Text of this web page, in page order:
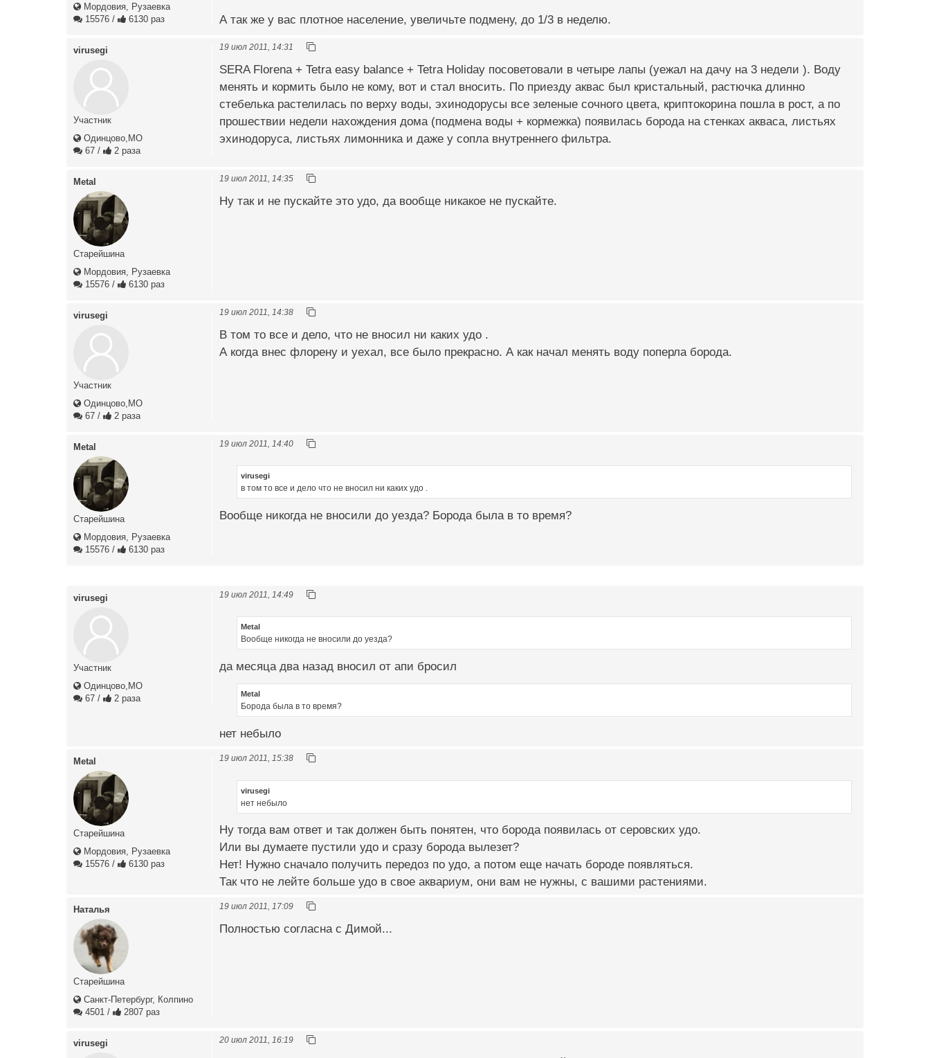
Мордовия, Рузаевка
15576 / 6130 раз А так же у вас плотное население, увеличьте подмену, до 1/3 в неделю.
virusegi
Участник
Одинцово,МО
67 / 2 раза
19 июл 2011, 14:31
SERA Florena + Tetra easy balance + Tetra Holiday посоветовали в четыре лапы (уежал на дачу на 3 недели ). Воду
менять и кормить было не кому, вот и стал вносить. По приезду аквас был кристальный, растючка длинно
стебелька растелилась по верху воды, эхинодорусы все зеленые сочного цвета, криптокорина пошла в рост, а по
прошествии недели нахождения дома (подмена воды + кормежка) появилась борода на стенках акваса, листьях
эхинодоруса, листьях лимонника и даже у сопла внутреннего фильтра.
Metal
Старейшина
Мордовия, Рузаевка
15576 / 6130 раз
19 июл 2011, 14:35
Ну так и не пускайте это удо, да вообще никакое не пускайте.
virusegi
Участник
Одинцово,МО
67 / 2 раза
19 июл 2011, 14:38
В том то все и дело, что не вносил ни каких удо .
А когда внес флорену и уехал, все было прекрасно. А как начал менять воду поперла борода.
Metal
Старейшина
Мордовия, Рузаевка
15576 / 6130 раз
19 июл 2011, 14:40
virusegi
в том то все и дело что не вносил ни каких удо .
Вообще никогда не вносили до уезда? Борода была в то время?
virusegi
Участник
Одинцово,МО
67 / 2 раза
19 июл 2011, 14:49
Metal
Вообще никогда не вносили до уезда?
да месяца два назад вносил от апи бросил
Metal
Борода была в то время?
нет небыло
Metal
Старейшина
Мордовия, Рузаевка
15576 / 6130 раз
19 июл 2011, 15:38
virusegi
нет небыло
Ну тогда вам ответ и так должен быть понятен, что борода появилась от серовских удо.
Или вы думаете пустили удо и сразу борода вылезет?
Нет! Нужно сначало получить передоз по удо, а потом еще начать бороде появляться.
Так что не лейте больше удо в свое аквариум, они вам не нужны, с вашими растениями.
Наталья
Старейшина
Санкт-Петербург, Колпино
4501 / 2807 раз
19 июл 2011, 17:09
Полностью согласна с Димой...
virusegi 20 июл 2011, 16:19